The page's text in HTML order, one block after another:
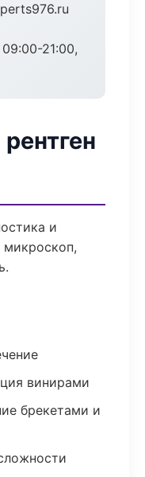
21:00,
и
микроскоп,
винирами
брекетами и